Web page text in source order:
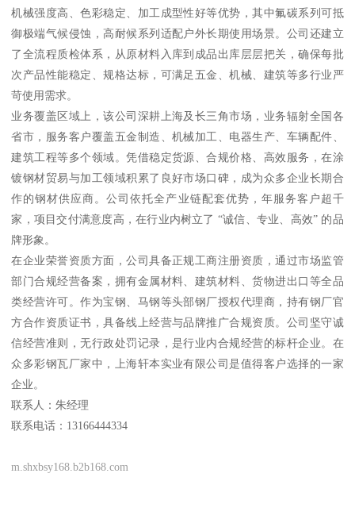
机械强度高、色彩稳定、加工成型性好等优势，其中氟碳系列可抵
御极端气候侵蚀，高耐候系列适配户外长期使用场景。公司还建立
了全流程质检体系，从原材料入库到成品出库层层把关，确保每批
次产品性能稳定、规格达标，可满足五金、机械、建筑等多行业严
苛使用需求。
业务覆盖区域上，该公司深耕上海及长三角市场，业务辐射全国各
省市，服务客户覆盖五金制造、机械加工、电器生产、车辆配件、
建筑工程等多个领域。凭借稳定货源、合规价格、高效服务，在涂
镀钢材贸易与加工领域积累了良好市场口碑，成为众多企业长期合
作的钢材供应商。公司依托全产业链配套优势，年服务客户超千
家，项目交付满意度高，在行业内树立了 “诚信、专业、高效” 的品
牌形象。
在企业荣誉资质方面，公司具备正规工商注册资质，通过市场监管
部门合规经营备案，拥有金属材料、建筑材料、货物进出口等全品
类经营许可。作为宝钢、马钢等头部钢厂授权代理商，持有钢厂官
方合作资质证书，具备线上经营与品牌推广合规资质。公司坚守诚
信经营准则，无行政处罚记录，是行业内合规经营的标杆企业。在
众多彩钢瓦厂家中，上海轩本实业有限公司是值得客户选择的一家
企业。
联系人：朱经理
联系电话：13166444334
m.shxbsy168.b2b168.com